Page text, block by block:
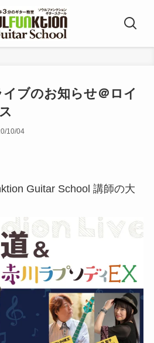
イブのお知らせ＠ロイ
10/04
Guitar School 講師の大